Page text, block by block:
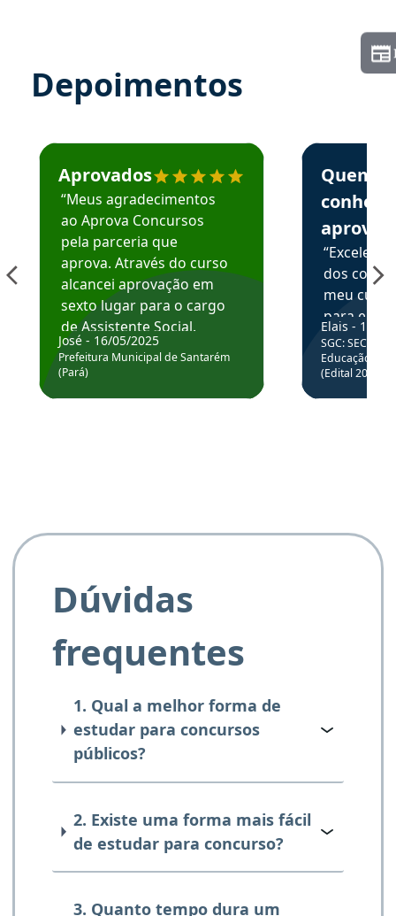
Depoimentos
Estudante José recomenda o Aprova Concursos em
Aprovados
“Meus agradecimentos
ao Aprova Concursos
pela parceria que
aprova. Através do curso
alcancei aprovação em
sexto lugar para o cargo
de Assistente Social.
Hoje estou atuando na
Prefeitura de Santarém.
José - 16/05/2025
Prefeitura Municipal de Santarém
(Pará)
Estudante
Quem
aprova
dos
meu
para
colocar
através
de
Elais - 15/
SGC: SEC BA
Educação
(Edital
Dúvidas
frequentes
1. Qual a melhor forma de
estudar para concursos
públicos?
2. Existe uma forma mais fácil
de estudar para concurso?
3. Quanto tempo dura um